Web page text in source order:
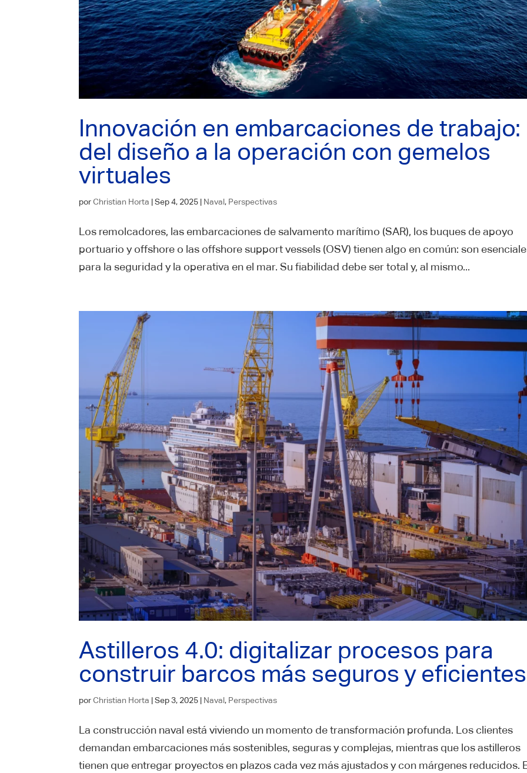
Innovación en embarcaciones de trabajo:
del diseño a la operación con gemelos
virtuales
porChristian Horta |Sep 4, 2025 | Naval, Perspectivas
Los remolcadores, las embarcaciones de salvamento marítimo (SAR), los buques de apoyo
portuario y offshore o las offshore support vessels (OSV) tienen algo en común: son
para la seguridad y la operativa en el mar. Su fiabilidad debe ser total y, al mismo...
Astilleros 4.0: digitalizar procesos para
construir barcos más seguros y eficientes
porChristian Horta |Sep 3, 2025 | Naval, Perspectivas
La construcción naval está viviendo un momento de transformación profunda. Los clientes
demandan embarcaciones más sostenibles, seguras y complejas, mientras que los astilleros
tienen que entregar proyectos en plazos cada vez más ajustados y con márgenes reducidos.